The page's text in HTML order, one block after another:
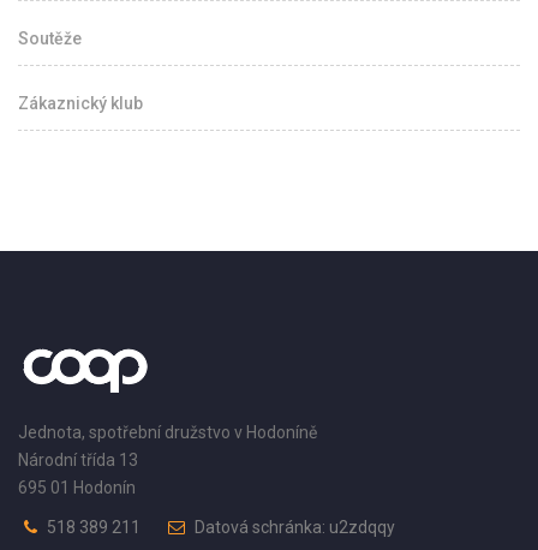
Soutěže
Zákaznický klub
Jednota, spotřební družstvo v Hodoníně
Národní třída 13
695 01 Hodonín
518 389 211
Datová schránka: u2zdqqy